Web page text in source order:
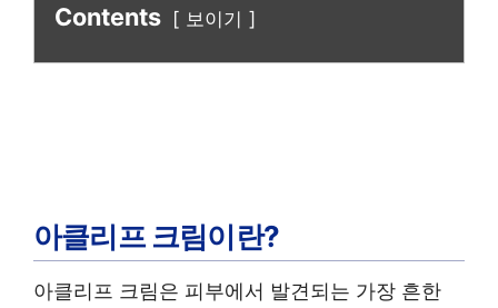
Contents 보이기
아클리프 크림이란?
아클리프 크림은 피부에서 발견되는 가장 흔한